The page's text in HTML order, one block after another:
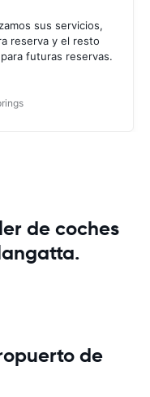
sus servicios,
reserva y el resto
futuras reservas.
de coches
de